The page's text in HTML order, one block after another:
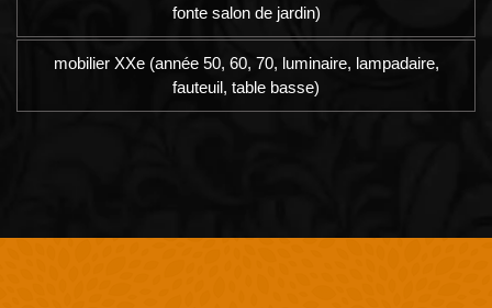
fonte salon de jardin)
mobilier XXe (année 50, 60, 70, luminaire, lampadaire,
fauteuil, table basse)